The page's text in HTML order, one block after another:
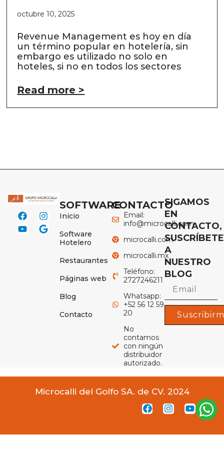
octubre 10, 2025
Revenue Management es hoy en día
un término popular en hotelería, sin
embargo es utilizado no solo en
hoteles, si no en todos los sectores
Read more >
SOFTWARE
Inicio
Software
Hotelero
Restaurantes
Páginas web
Blog
Contacto
CONTACTO
Email:
info@microcalli.com
microcalli.com
microcalli.mx
Teléfono:
2727246211
Whatsapp:
+52 56 12 59
20
No
contamos
con ningún
distribuidor
autorizado.
SIGAMOS
EN
CONTACTO,
SUSCRÍBETE
A
NUESTRO
BLOG
Microcalli del Golfo SA. de CV. 2024